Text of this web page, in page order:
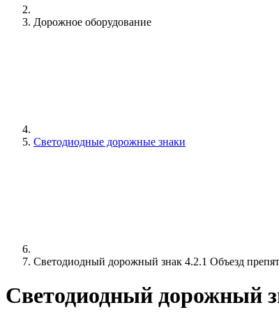
Дорожное оборудование
Светодиодные дорожные знаки
Светодиодный дорожный знак 4.2.1 Объезд
Светодиодный дорожный